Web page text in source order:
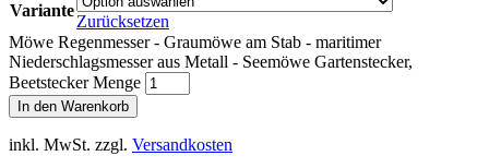
Variante
Zurücksetzen
Möwe Regenmesser - Graumöwe am Stab - maritimer
Niederschlagsmesser aus Metall - Seemöwe Gartenstecker,
Beetstecker Menge
In den Warenkorb
inkl. MwSt. zzgl. Versandkosten